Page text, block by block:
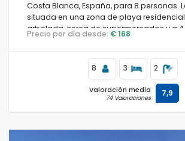
Costa Blanca, España, para 8 personas.
situada en una zona de playa
arbolada, cerca de supermercados y a 4
playa de La Granadella, Jávea.
Precio por día desde: € 168
8 3 2
Valoración media
74 Valoraciones 7,9